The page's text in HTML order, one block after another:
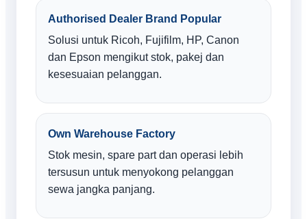
Authorised Dealer Brand Popular
Solusi untuk Ricoh, Fujifilm, HP, Canon
dan Epson mengikut stok, pakej dan
kesesuaian pelanggan.
Own Warehouse Factory
Stok mesin, spare part dan operasi lebih
tersusun untuk menyokong pelanggan
sewa jangka panjang.